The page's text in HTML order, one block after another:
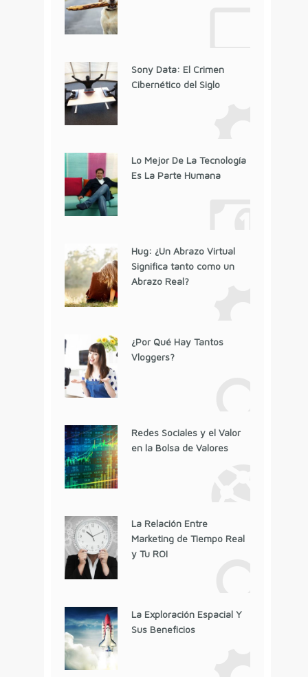
Sony Data: El Crimen
Cibernético del Siglo
Lo Mejor De La Tecnología
Es La Parte Humana
Hug: ¿Un Abrazo Virtual
Significa tanto como un
Abrazo Real?
¿Por Qué Hay Tantos
Vloggers?
Redes Sociales y el Valor
en la Bolsa de Valores
La Relación Entre
Marketing de Tiempo Real
y Tu ROI
La Exploración Espacial Y
Sus Beneficios